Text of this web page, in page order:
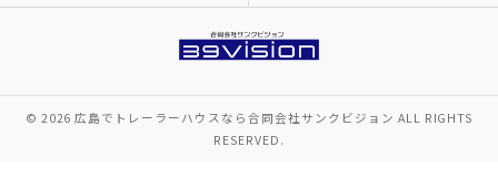
© 2026 広島でトレーラーハウスなら合同会社サンクビジョン ALL RIGHTS
RESERVED.